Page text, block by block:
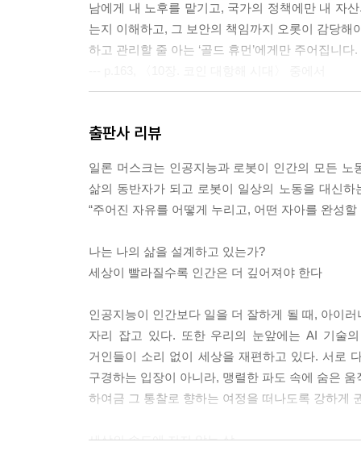
남에게 내 노후를 맡기고, 국가의 정책에만 내 자
는지 이해하고, 그 보안의 책임까지 오롯이 감당
하고 관리할 줄 아는 ‘골드 휴먼’에게만 주어집니
통장 숫자만으로 부자를 정의한다면 돈은 많지만
제가 지난 6년이란 시간 동안 낯선 강원도 땅에
을 이제 소개하려 합니다. ‘잘사는 방법’이 아니
--- p.222, 〈15장. 5자주의〉 중에서
자체입니다. 인공지능이라는 거대한 지능의 파도
능을 우리의 구체적인 현실과 어떻게 조화시킬 것
--- p.280, 〈18장. 보이지 않는 문명의 뿌리〉 중에
출판사 리뷰
일론 머스크는 인공지능과 로봇이 인간의 모든
삶의 동반자가 되고 로봇이 일상의 노동을 대신
“주어진 자유를 어떻게 누리고, 어떤 자아를 완성
나는 나의 삶을 설계하고 있는가?
세상이 빨라질수록 인간은 더 깊어져야 한다
인공지능이 인간보다 일을 더 잘하게 될 때, 아이
자리 잡고 있다. 또한 우리의 눈앞에는 AI 기술
거인들이 소리 없이 세상을 재편하고 있다. 서로
구경하는 입장이 아니라, 맹렬한 파도 속에 숨은
하여금 그 통찰로 향하는 여정을 떠나도록 강하게
세상의 속도에 지지 않는 삶